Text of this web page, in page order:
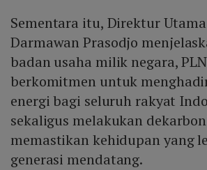
Sementara itu, Direktur
Darmawan Prasodjo
badan usaha milik negara,
berkomitmen untuk
energi bagi seluruh rakyat
sekaligus melakukan
memastikan kehidupan yang
generasi mendatang.